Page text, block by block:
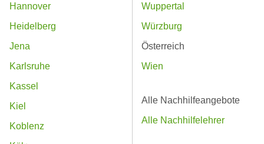
Hannover
Heidelberg
Jena
Karlsruhe
Kassel
Kiel
Koblenz
Wuppertal
Würzburg
Österreich
Wien
Alle Nachhilfeangebote
Alle Nachhilfelehrer